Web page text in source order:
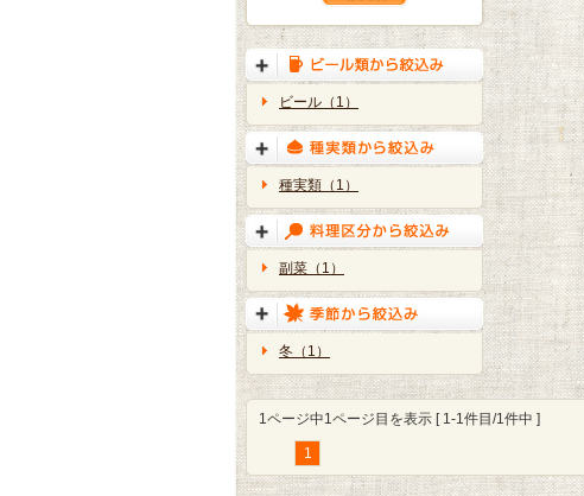
ビール（1）
種実類（1）
副菜（1）
冬（1）
1ページ中1ページ目を表示 [ 1-1件目/1件中 ]
1